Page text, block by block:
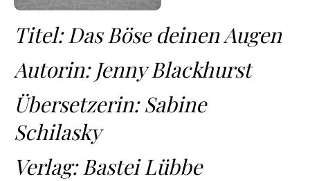
Titel: Das Böse deinen Augen
Autorin: Jenny Blackhurst
Übersetzerin: Sabine
Schilasky
Verlag: Bastei Lübbe